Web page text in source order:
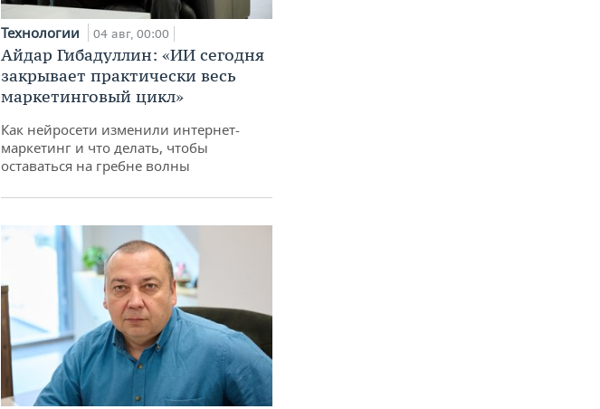
Технологии 04 авг, 00:00
Айдар Гибадуллин: «ИИ сегодня
закрывает практически весь
маркетинговый цикл»
Как нейросети изменили интернет-
маркетинг и что делать, чтобы
оставаться на гребне волны